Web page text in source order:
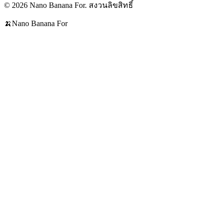
© 2026 Nano Banana For. สงวนลิขสิทธิ์
🍌Nano Banana For